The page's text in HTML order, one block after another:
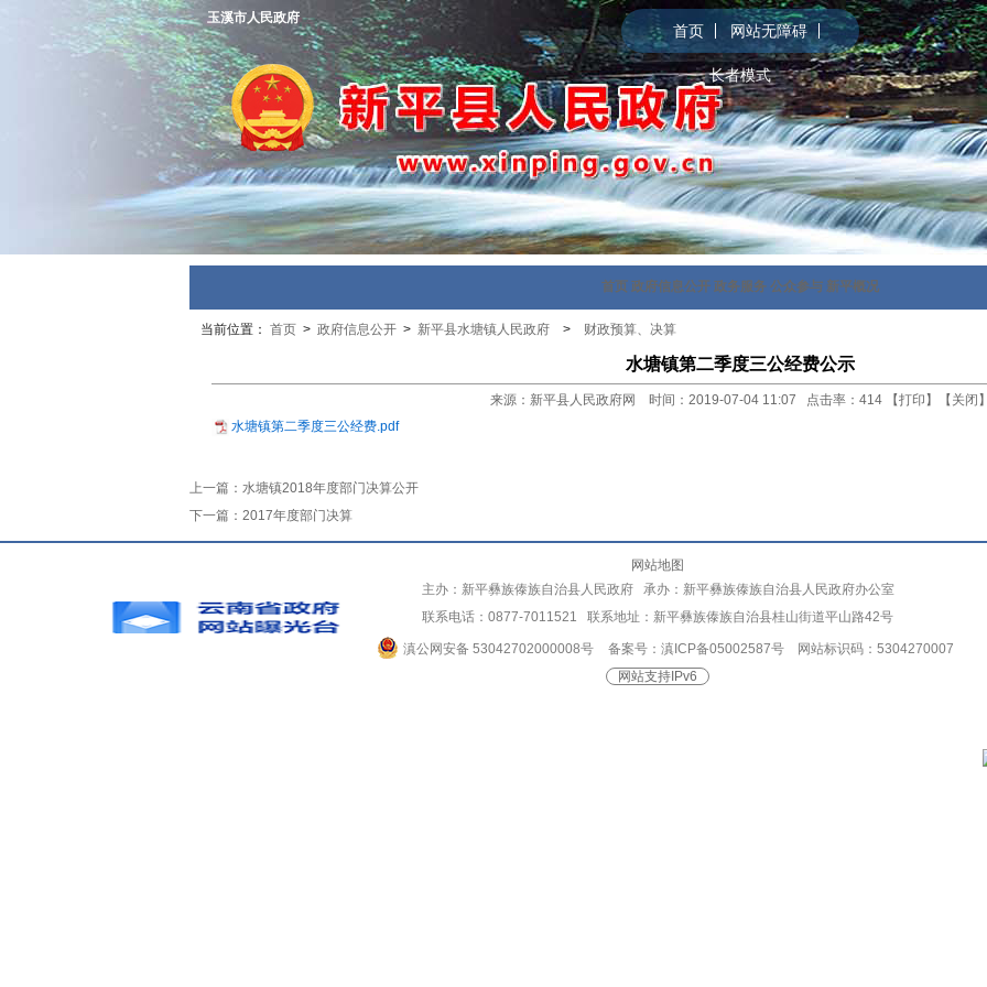
首页 网站无障碍
长者模式
玉溪市人民政府
首页 政府信息公开 政务服务 公众参与 新平概况
当前位置： 首页 > 政府信息公开 > 新平县水塘镇人民政府 > 财政预算、决算
水塘镇第二季度三公经费公示
来源：新平县人民政府网 时间：2019-07-04 11:07 点击率： 414【打印 】【 关闭
水塘镇第二季度三公经费.pdf
上一篇： 水塘镇2018年度部门决算公开
下一篇： 2017年度部门决算
网站地图
主办：新平彝族傣族自治县人民政府 承办：新平彝族傣族自治县人民政府办公室
联系电话：0877-7011521 联系地址：新平彝族傣族自治县桂山街道平山路42号
滇公网安备 53042702000008号 备案号：滇ICP备05002587号网站标识码：5304270007
网站支持IPv6